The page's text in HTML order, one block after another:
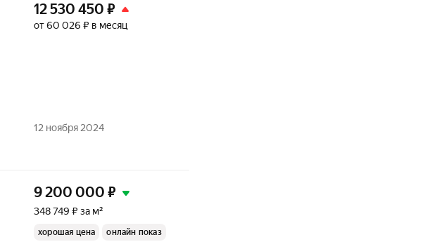
12 530 450 ₽
от 60 026 ₽ в месяц
12 ноября 2024
9 200 000 ₽
348 749 ₽ за м²
хорошая цена онлайн показ